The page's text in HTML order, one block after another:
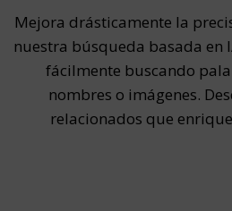
Mejora drásticamente la
nuestra búsqueda basada en
fácilmente buscando
nombres o imágenes.
relacionados que